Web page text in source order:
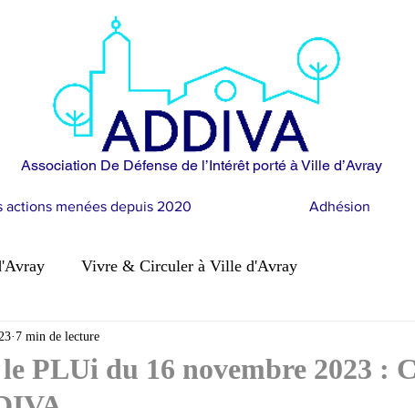
Association De Défense de l’Intérêt porté à Ville d’Avray
actions menées depuis 2020 Adhésion
Vivre & Circuler à Ville d'Avray
Coeur de Ville d'Avray
PLUi du 16 novembre 2023 :
7 min de lecture